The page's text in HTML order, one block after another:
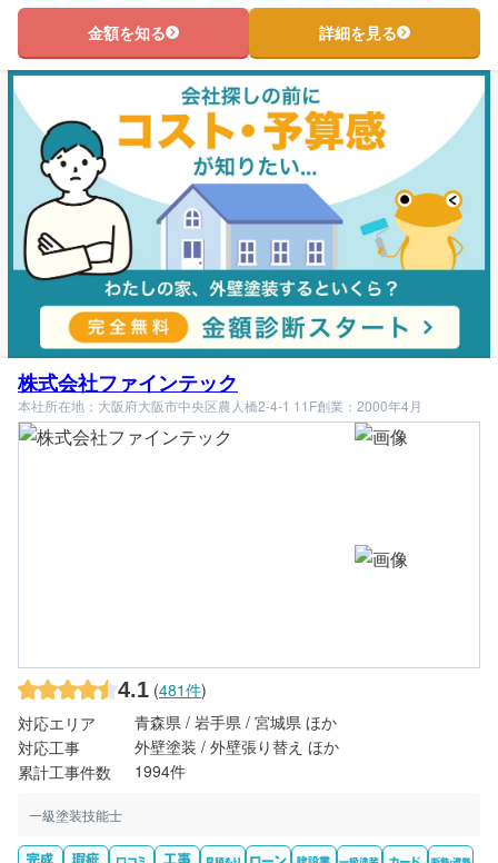
金額を知る 詳細を見る
株式会社ファインテック
本社所在地：大阪府大阪市中央区農人橋2-4-1 11F創業：2000年4月
4.1 (481件)
対応エリア
青森県 / 岩手県 / 宮城県 ほか
対応工事
外壁塗装 / 外壁張り替え ほか
累計工事件数
1994件
一級塗装技能士